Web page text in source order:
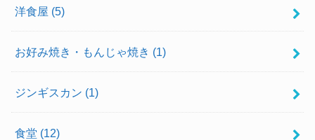
洋食屋 (5)
お好み焼き・もんじゃ焼き (1)
ジンギスカン (1)
食堂 (12)